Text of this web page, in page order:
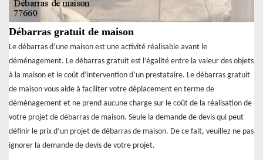
Débarras gratuit de maison
Le débarras d’une maison est une activité réalisable avant le
déménagement. Le débarras gratuit est l’égalité entre la valeur des objets
à la maison et le coût d’intervention d’un prestataire. Le débarras gratuit
de maison vous aide à faciliter votre déplacement en terme de
déménagement et ne prend aucune charge sur le coût de la réalisation de
votre projet de débarras de maison. Seule la demande de devis qui peut
définir le prix d’un projet de débarras de maison. De ce fait, veuillez ne pas
ignorer la demande de devis de votre projet.